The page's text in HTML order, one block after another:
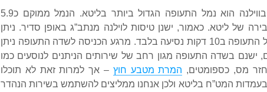
נמל התעופה הבינלאומי בווילנה הוא נמל התעופה הגדול ביותר בליטא. הנמל ממוקם כ5.9
של ליטא. כאמור, ישנן טיסות לוילנה מנתב”ג באופן סדיר. ניתן
להגיע אל העיר וילנה מנמל התעופה ב10 דקות נסיעה בלבד. מרגע הכניסה לשדה התעופה ניתן
ישנם בשדה התעופה מגון רחב של שירותים הניתנים לנוסעים כמו
מס, כספומטים, המרת מטבע חוץ – אך למרות זאת לא תוכלו
המט”ח בליטא ולכן אנחנו ממליצים להשתמש בשירות הנהדר